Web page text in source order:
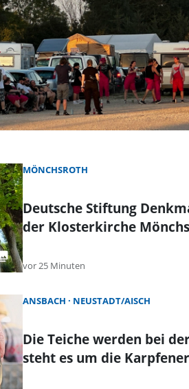
MÖNCHSROTH
Deutsche Stiftung
der Klosterkirche
vor 25 Minuten
ANSBACH NEUSTADT/AISCH
Die Teiche werden bei
steht es um die